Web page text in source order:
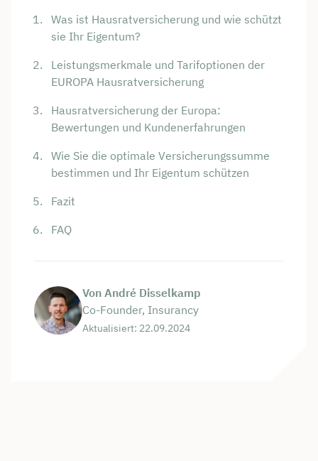
Was ist Hausratversicherung und wie schützt
sie Ihr Eigentum?
Leistungsmerkmale und Tarifoptionen der
EUROPA Hausratversicherung
Hausratversicherung der Europa:
Bewertungen und Kundenerfahrungen
Wie Sie die optimale Versicherungssumme
bestimmen und Ihr Eigentum schützen
Fazit
FAQ
Von André Disselkamp
Co-Founder, Insurancy
Aktualisiert: 22.09.2024